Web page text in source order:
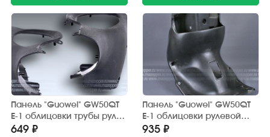
Панель "Guowei" GW50QT
E-1 облицовки трубы руля
(задняя)
649 ₽
Панель "Guowei" GW50QT
E-1 облицовки рулевой
колонки (внутренняя)
935 ₽